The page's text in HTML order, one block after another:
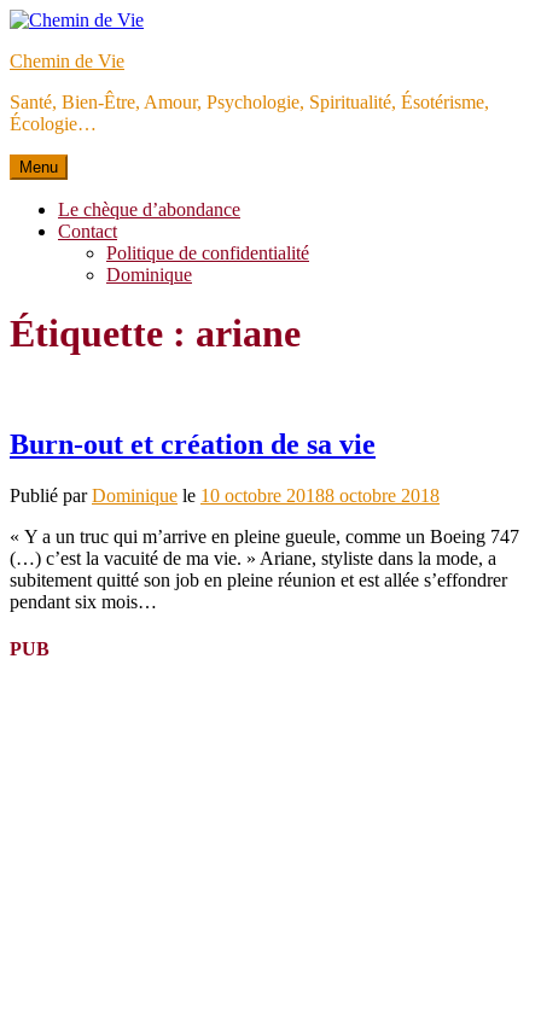
Aller
contenu
Chemin de Vie
Santé, Bien-Être, Amour, Psychologie, Spiritualité, Ésotérisme,
Écologie…
Menu
Le chèque d’abondance
Contact
Politique de confidentialité
Dominique
Étiquette : ariane
Burn-out et création de sa vie
Publié parDominique le 10 octobre 20188 octobre 2018
« Y a un truc qui m’arrive en pleine gueule, comme un Boeing 747
(…) c’est la vacuité de ma vie. » Ariane, styliste dans la mode, a
subitement quitté son job en pleine réunion et est allée s’effondrer
pendant six mois…
PUB